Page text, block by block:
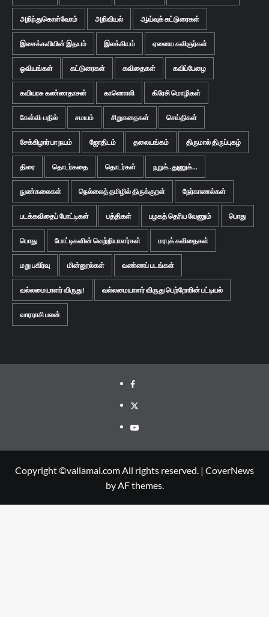
அறிந்துகொள்வோம் அறிவியல் ஆய்வுக் கட்டுரைகள்
இசைக்கவியின் இதயம் இலக்கியம் ஏனைய கவிஞர்கள்
ஓவியங்கள் கட்டுரைகள் கவிதைகள் கவிப்பேழை
கவியரசு கண்ணதாசன் காணொலி கிரேசி மொழிகள்
கேள்வி-பதில் சமயம் சிறுகதைகள் செய்திகள்
சேக்கிழார் பா நயம் ஜோதிடம் தலையங்கம் திருமால் திருப்புகழ்
திரை தொடர்கதை தொடர்கள் நறுக்..துணுக்...
நுண்கலைகள் நெல்லைத் தமிழில் திருக்குறள் நேர்காணல்கள்
படக்கவிதைப் போட்டிகள் பத்திகள் பழகத் தெரிய வேணும் பொது
பொது போட்டிகளின் வெற்றியாளர்கள் மரபுக் கவிதைகள்
மறு பகிர்வு மின்னூல்கள் வண்ணப் படங்கள்
வல்லமையாளர் விருது! வல்லமையாளர் விருது பெற்றோரின் பட்டியல்
வார ராசி பலன்
Facebook
Twitter
Youtube
Copyright ©vallamai.com All rights reserved. | CoverNews
by AF themes.